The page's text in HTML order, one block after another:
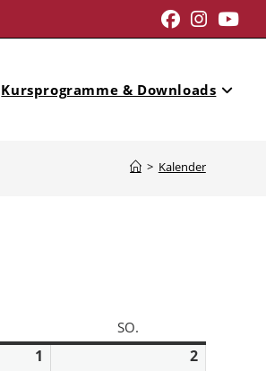
Kursprogramme & Downloads
> Kalender
SO.
1 2